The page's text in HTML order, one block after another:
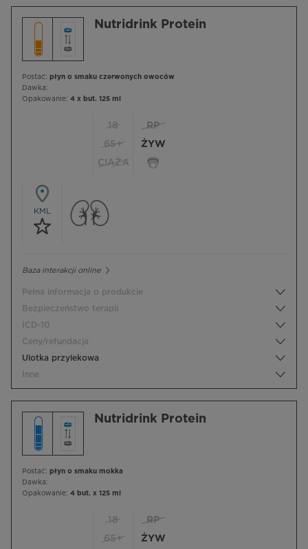
Nutridrink Protein
Postać: płyn o smaku czerwonych owoców
Dawka:
Opakowanie: 4 x but. 125 ml
18
65+
CIĄŻA
RP
ŻYW
KML
Baza interakcji online
Pełna informacja o produkcie
Bezpieczeństwo terapii
ICD-10
Ceny/refundacja
Ulotka przylekowa
Inne
Nutridrink Protein
Postać: płyn o smaku mokka
Dawka:
Opakowanie: 4 but. x 125 ml
18
65+
RP
ŻYW